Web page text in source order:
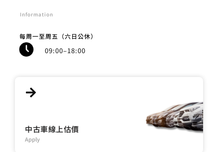
中古車線上估價
Apply
Information
每周一至周五（六日公休）
09:00–18:00